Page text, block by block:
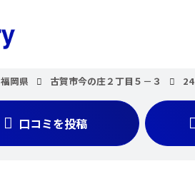
福岡県 古賀市今の庄２丁目５－３
口コミを投稿